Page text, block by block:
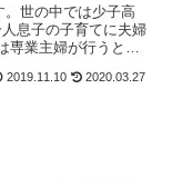
。世の中では少子高
息子の子育てに夫婦
専業主婦が行うとい
2019.11.10 2020.03.27